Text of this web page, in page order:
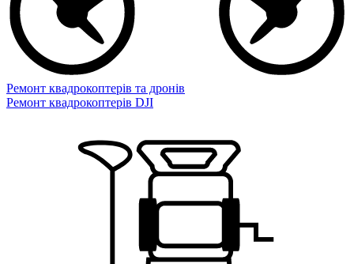
Ремонт квадрокоптерів та дронів
Ремонт квадрокоптерів DJI